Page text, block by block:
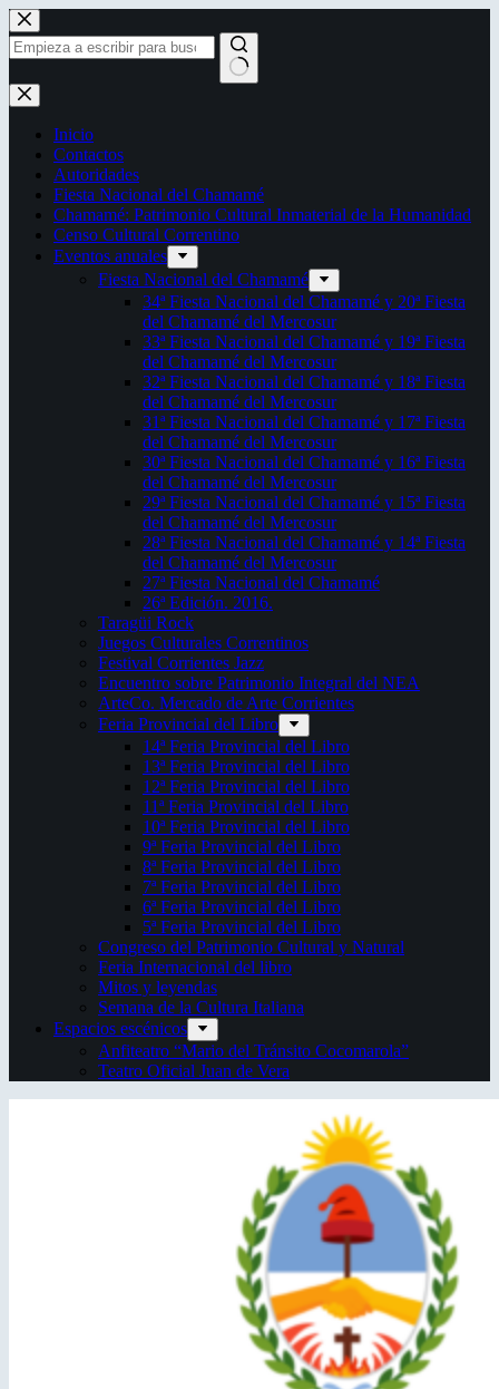
Saltar
al
contenido
Sin
resultados
Inicio
Contactos
Autoridades
Fiesta Nacional del Chamamé
Chamamé: Patrimonio Cultural Inmaterial de la Humanidad
Censo Cultural Correntino
Eventos anuales
Fiesta Nacional del Chamamé
34ª Fiesta Nacional del Chamamé y 20ª Fiesta
del Chamamé del Mercosur
33ª Fiesta Nacional del Chamamé y 19ª Fiesta
del Chamamé del Mercosur
32ª Fiesta Nacional del Chamamé y 18ª Fiesta
del Chamamé del Mercosur
31ª Fiesta Nacional del Chamamé y 17ª Fiesta
del Chamamé del Mercosur
30ª Fiesta Nacional del Chamamé y 16ª Fiesta
del Chamamé del Mercosur
29ª Fiesta Nacional del Chamamé y 15ª Fiesta
del Chamamé del Mercosur
28ª Fiesta Nacional del Chamamé y 14ª Fiesta
del Chamamé del Mercosur
27ª Fiesta Nacional del Chamamé
26ª Edición. 2016.
Taragüi Rock
Juegos Culturales Correntinos
Festival Corrientes Jazz
Encuentro sobre Patrimonio Integral del NEA
ArteCo. Mercado de Arte Corrientes
Feria Provincial del Libro
14ª Feria Provincial del Libro
13ª Feria Provincial del Libro
12ª Feria Provincial del Libro
11ª Feria Provincial del Libro
10ª Feria Provincial del Libro
9ª Feria Provincial del Libro
8ª Feria Provincial del Libro
7ª Feria Provincial del Libro
6ª Feria Provincial del Libro
5ª Feria Provincial del Libro
Congreso del Patrimonio Cultural y Natural
Feria Internacional del libro
Mitos y leyendas
Semana de la Cultura Italiana
Espacios escénicos
Anfiteatro “Mario del Tránsito Cocomarola”
Teatro Oficial Juan de Vera